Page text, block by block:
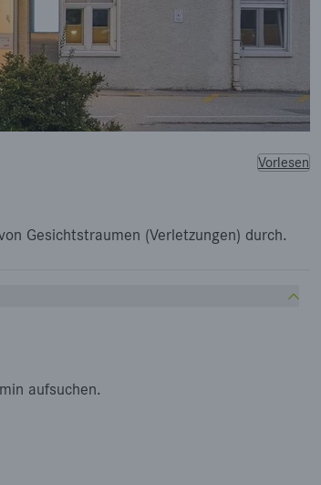
Vorlesen
Gesichtstraumen (Verletzungen) durch.
aufsuchen.